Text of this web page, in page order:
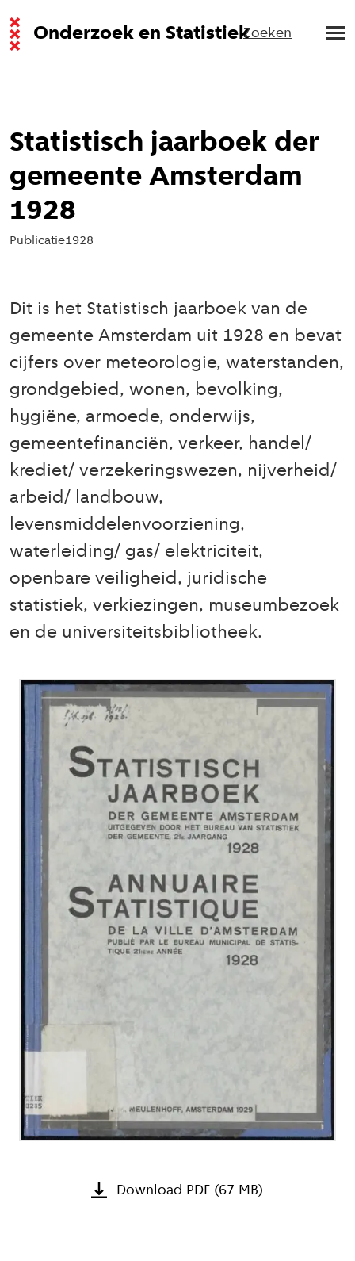
Onderzoek en StatistiekZoeken
Statistisch jaarboek der
gemeente Amsterdam
1928
Publicatie1928
Dit is het Statistisch jaarboek van de
gemeente Amsterdam uit 1928 en bevat
cijfers over meteorologie, waterstanden,
grondgebied, wonen, bevolking,
hygiëne, armoede, onderwijs,
gemeentefinanciën, verkeer, handel/
krediet/ verzekeringswezen, nijverheid/
arbeid/ landbouw,
levensmiddelenvoorziening,
waterleiding/ gas/ elektriciteit,
openbare veiligheid, juridische
statistiek, verkiezingen, museumbezoek
en de universiteitsbibliotheek.
Download PDF (67 MB)